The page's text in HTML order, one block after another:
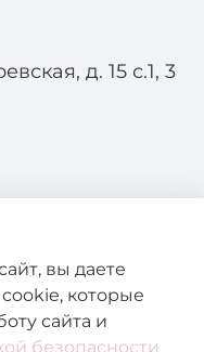
д. 15 с.1, 3
вы даете
которые
сайта и
безопасности